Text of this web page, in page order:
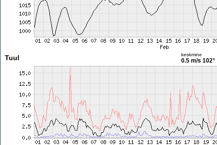
Tuul keskmine
0.5 m/s 102°